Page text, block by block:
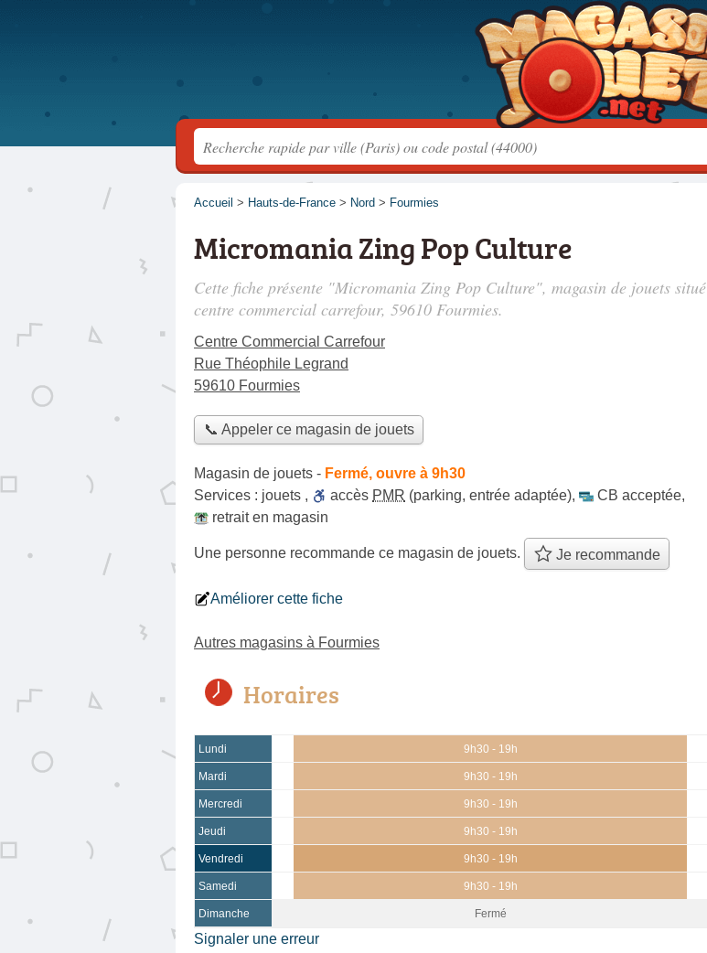
Accueil > Hauts-de-France > Nord > Fourmies
Micromania Zing Pop Culture
Cette fiche présente "Micromania Zing Pop Culture", magasin de jouets situé
centre commercial carrefour, 59610 Fourmies.
Centre Commercial Carrefour
Rue Théophile Legrand
59610 Fourmies
📞 Appeler ce magasin de jouets
Magasin de jouets - Fermé, ouvre à 9h30
Services : jouets , accès PMR (parking, entrée adaptée), CB acceptée,
retrait en magasin
Une personne recommande ce magasin de jouets. Je recommande
Améliorer cette fiche
Autres magasins à Fourmies
Horaires
Lundi 9h30 - 19h
Mardi 9h30 - 19h
Mercredi 9h30 - 19h
Jeudi 9h30 - 19h
Vendredi 9h30 - 19h
Samedi 9h30 - 19h
Dimanche Fermé
Signaler une erreur